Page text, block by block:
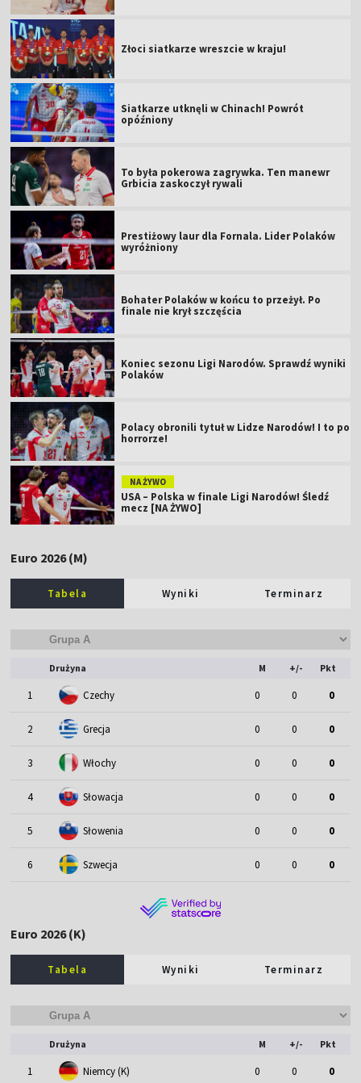
Złoci siatkarze wreszcie w kraju!
Siatkarze utknęli w Chinach! Powrót
opóźniony
To była pokerowa zagrywka. Ten manewr
Grbicia zaskoczył rywali
Prestiżowy laur dla Fornala. Lider Polaków
wyróżniony
Bohater Polaków w końcu to przeżył. Po
finale nie krył szczęścia
Koniec sezonu Ligi Narodów. Sprawdź wyniki
Polaków
Polacy obronili tytuł w Lidze Narodów! I to po
horrorze!
NA ŻYWO
USA – Polska w finale Ligi Narodów! Śledź
mecz [NA ŻYWO]
Euro 2026 (M)
Tabela Wyniki Terminarz
Drużyna M +/- Pkt
1 Czechy 0 0 0
2 Grecja 0 0 0
3 Włochy 0 0 0
4 Słowacja 0 0 0
5 Słowenia 0 0 0
6 Szwecja 0 0 0
Euro 2026 (K)
Tabela Wyniki Terminarz
Drużyna M +/- Pkt
1 Niemcy (K) 0 0 0